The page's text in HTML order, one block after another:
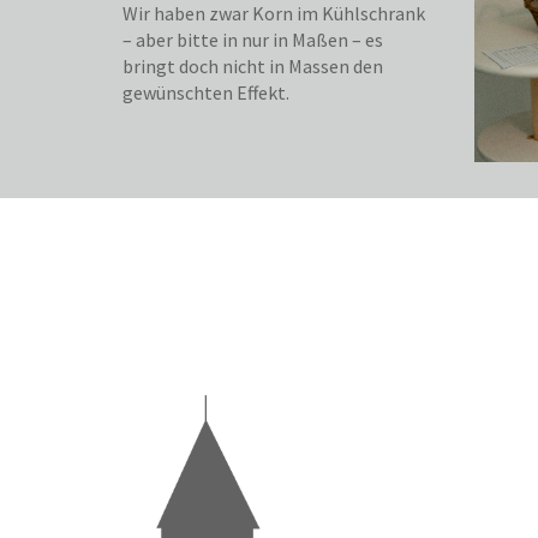
Wir haben zwar Korn im Kühlschrank
– aber bitte in nur in Maßen – es
bringt doch nicht in Massen den
gewünschten Effekt.